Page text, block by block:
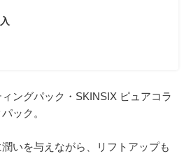
ングパック・SKINSIX ピュアコラ
ック。
いを与えながら、リフトアップも